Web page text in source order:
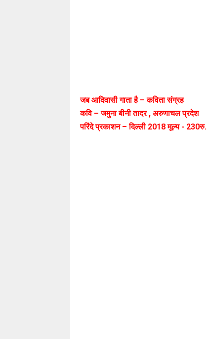
जब आदिवासी गाता है – कविता संग्रह
कवि – जमुना बीनी तादर , अरुणाचल प्रदेश
परिंदे प्रकाशन – दिल्ली 2018 मूल्य -